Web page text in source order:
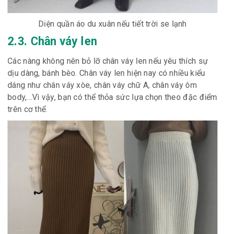
Diện quần áo du xuân nếu tiết trời se lạnh
2.3. Chân váy len
Các nàng không nên bỏ lỡ chân váy len nếu yêu thích sự
dịu dàng, bánh bèo. Chân váy len hiện nay có nhiều kiểu
dáng như chân váy xòe, chân váy chữ A, chân váy ôm
body,…Vì vậy, bạn có thể thỏa sức lựa chọn theo đặc điểm
trên cơ thể.